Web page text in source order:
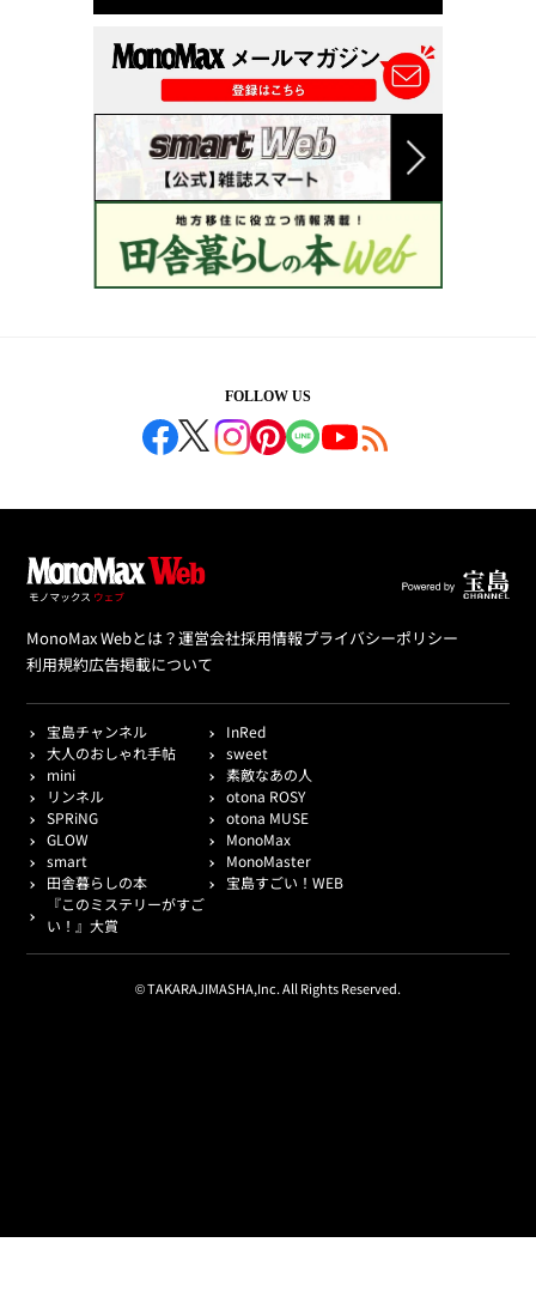
FOLLOW US
MonoMax Webとは？運営会社採用情報プライバシーポリシー
利用規約広告掲載について
宝島チャンネル
InRed
大人のおしゃれ手帖
sweet
mini
素敵なあの人
リンネル
otona ROSY
SPRiNG
otona MUSE
GLOW
MonoMax
smart
MonoMaster
田舎暮らしの本
宝島すごい！WEB
『このミステリーがすご
い！』大賞
© TAKARAJIMASHA,Inc. All Rights Reserved.